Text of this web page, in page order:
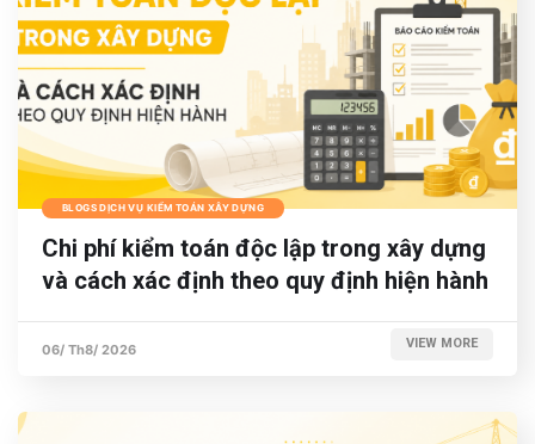
BLOGS DỊCH VỤ KIỂM TOÁN XÂY DỰNG
Chi phí kiểm toán độc lập trong xây dựng
và cách xác định theo quy định hiện hành
06/ Th8/ 2026 VIEW MORE